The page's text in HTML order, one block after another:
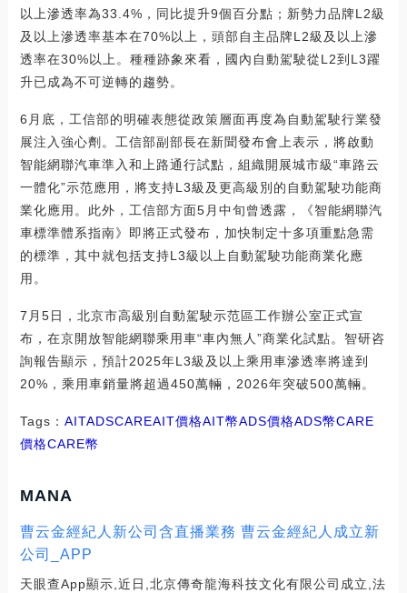
以上滲透率為33.4%，同比提升9個百分點；新勢力品牌L2級
及以上滲透率基本在70%以上，頭部自主品牌L2級及以上滲
透率在30%以上。種種跡象來看，國內自動駕駛從L2到L3躍
升已成為不可逆轉的趨勢。
6月底，工信部的明確表態從政策層面再度為自動駕駛行業發
展注入強心劑。工信部副部長在新聞發布會上表示，將啟動
智能網聯汽車準入和上路通行試點，組織開展城市級“車路云
一體化”示范應用，將支持L3級及更高級別的自動駕駛功能商
業化應用。此外，工信部方面5月中旬曾透露，《智能網聯汽
車標準體系指南》即將正式發布，加快制定十多項重點急需
的標準，其中就包括支持L3級以上自動駕駛功能商業化應
用。
7月5日，北京市高級別自動駕駛示范區工作辦公室正式宣
布，在京開放智能網聯乘用車“車內無人”商業化試點。智研咨
詢報告顯示，預計2025年L3級及以上乘用車滲透率將達到
20%，乘用車銷量將超過450萬輛，2026年突破500萬輛。
Tags： AITADSCAREAIT價格AIT幣ADS價格ADS幣CARE
價格CARE幣
MANA
曹云金經紀人新公司含直播業務 曹云金經紀人成立新
公司_APP
天眼查App顯示,近日,北京傳奇龍海科技文化有限公司成立,法